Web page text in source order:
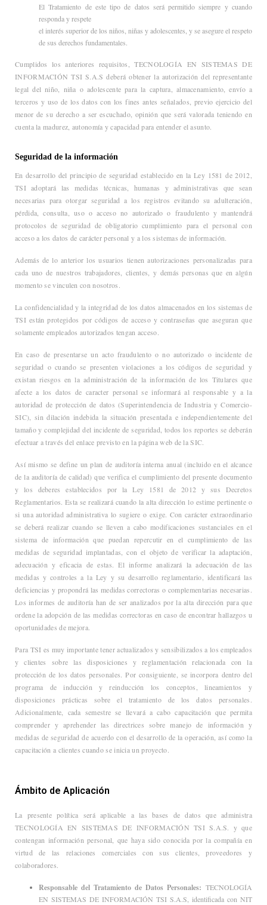
El Tratamiento de este tipo de datos será permitido siempre y cuando
responda y respete
el interés superior de los niños, niñas y adolescentes, y se asegure el respeto
de sus derechos fundamentales.
Cumplidos los anteriores requisitos, TECNOLOGÍA EN SISTEMAS DE
INFORMACIÓN TSI S.A.S deberá obtener la autorización del representante
legal del niño, niña o adolescente para la captura, almacenamiento, envío a
terceros y uso de los datos con los fines antes señalados, previo ejercicio del
menor de su derecho a ser escuchado, opinión que será valorada teniendo en
cuenta la madurez, autonomía y capacidad para entender el asunto.
Seguridad de la información
En desarrollo del principio de seguridad establecido en la Ley 1581 de 2012,
TSI adoptará las medidas técnicas, humanas y administrativas que sean
necesarias para otorgar seguridad a los registros evitando su adulteración,
pérdida, consulta, uso o acceso no autorizado o fraudulento y mantendrá
protocolos de seguridad de obligatorio cumplimiento para el personal con
acceso a los datos de carácter personal y a los sistemas de información.
Además de lo anterior los usuarios tienen autorizaciones personalizadas para
cada uno de nuestros trabajadores, clientes, y demás personas que en algún
momento se vinculen con nosotros.
La confidencialidad y la integridad de los datos almacenados en los sistemas de
TSI están protegidos por códigos de acceso y contraseñas que aseguran que
solamente empleados autorizados tengan acceso.
En caso de presentarse un acto fraudulento o no autorizado o incidente de
seguridad o cuando se presenten violaciones a los códigos de seguridad y
existan riesgos en la administración de la información de los Titulares que
afecte a los datos de caracter personal se informará al responsable y a la
autoridad de protección de datos (Superintendencia de Industria y Comercio-
SIC), sin dilación indebida la situación presentada e independientemente del
tamaño y complejidad del incidente de seguridad, todos los reportes se deberán
efectuar a través del enlace previsto en la página web de la SIC.
Así mismo se define un plan de auditoría interna anual (incluido en el alcance
de la auditoría de calidad) que verifica el cumplimiento del presente documento
y los deberes establecidos por la Ley 1581 de 2012 y sus Decretos
Reglamentarios. Esta se realizará cuando la alta dirección lo estime pertinente o
si una autoridad administrativa lo sugiere o exige. Con carácter extraordinario
se deberá realizar cuando se lleven a cabo modificaciones sustanciales en el
sistema de información que puedan repercutir en el cumplimiento de las
medidas de seguridad implantadas, con el objeto de verificar la adaptación,
adecuación y eficacia de estas. El informe analizará la adecuación de las
medidas y controles a la Ley y su desarrollo reglamentario, identificará las
deficiencias y propondrá las medidas correctoras o complementarias necesarias.
Los informes de auditoría han de ser analizados por la alta dirección para que
ordene la adopción de las medidas correctoras en caso de encontrar hallazgos u
oportunidades de mejora.
Para TSI es muy importante tener actualizados y sensibilizados a los empleados
y clientes sobre las disposiciones y reglamentación relacionada con la
protección de los datos personales. Por consiguiente, se incorpora dentro del
programa de inducción y reinducción los conceptos, lineamientos y
disposiciones prácticas sobre el tratamiento de los datos personales.
Adicionalmente, cada semestre se llevará a cabo capacitación que permita
comprender y aprehender las directrices sobre manejo de información y
medidas de seguridad de acuerdo con el desarrollo de la operación, así como la
capacitación a clientes cuando se inicia un proyecto.
Ámbito de Aplicación
La presente política será aplicable a las bases de datos que administra
TECNOLOGÍA EN SISTEMAS DE INFORMACIÓN TSI S.A.S. y que
contengan información personal, que haya sido conocida por la compañía en
virtud de las relaciones comerciales con sus clientes, proveedores y
colaboradores.
Responsable del Tratamiento de Datos Personales: TECNOLOGÍA
EN SISTEMAS DE INFORMACIÓN TSI S.A.S, identificada con NIT